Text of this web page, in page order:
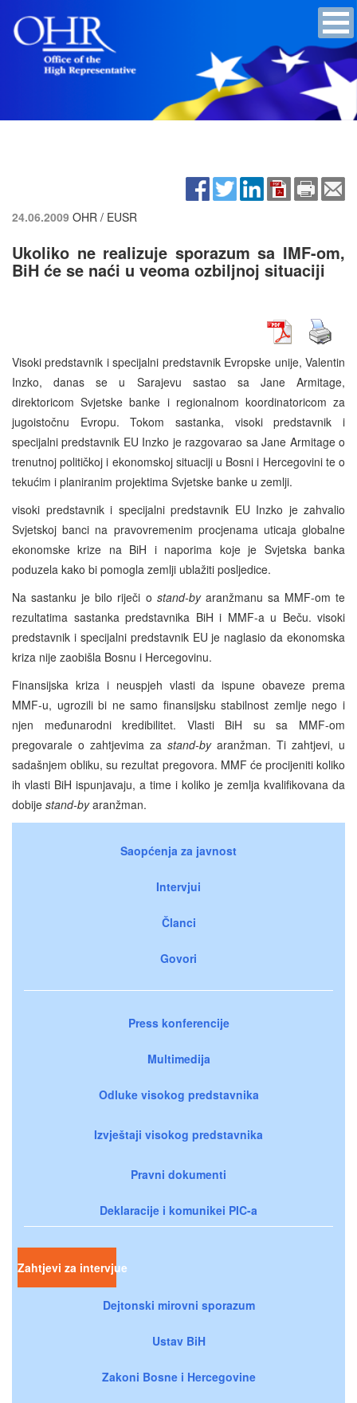
24.06.2009 OHR / EUSR
Ukoliko ne realizuje sporazum sa IMF-om,
BiH će se naći u veoma ozbiljnoj situaciji
Visoki predstavnik i specijalni predstavnik Evropske unije, Valentin
Inzko, danas se u Sarajevu sastao sa Jane Armitage,
direktoricom Svjetske banke i regionalnom koordinatoricom za
jugoistočnu Evropu. Tokom sastanka, visoki predstavnik i
specijalni predstavnik EU Inzko je razgovarao sa Jane Armitage o
trenutnoj političkoj i ekonomskoj situaciji u Bosni i Hercegovini te o
tekućim i planiranim projektima Svjetske banke u zemlji.
visoki predstavnik i specijalni predstavnik EU Inzko je zahvalio
Svjetskoj banci na pravovremenim procjenama uticaja globalne
ekonomske krize na BiH i naporima koje je Svjetska banka
poduzela kako bi pomogla zemlji ublažiti posljedice.
Na sastanku je bilo riječi o stand-byaranžmanu sa MMF-om te
rezultatima sastanka predstavnika BiH i MMF-a u Beču. visoki
predstavnik i specijalni predstavnik EU je naglasio da ekonomska
kriza nije zaobišla Bosnu i Hercegovinu.
Finansijska kriza i neuspjeh vlasti da ispune obaveze prema
MMF-u, ugrozili bi ne samo finansijsku stabilnost zemlje nego i
njen međunarodni kredibilitet. Vlasti BiH su sa MMF-om
pregovarale o zahtjevima za stand-byaranžman. Ti zahtjevi, u
sadašnjem obliku, su rezultat pregovora. MMF će procijeniti koliko
ih vlasti BiH ispunjavaju, a time i koliko je zemlja kvalifikovana da
dobije stand-byaranžman.
Saopćenja za javnost
Intervjui
Članci
Govori
Press konferencije
Multimedija
Odluke visokog predstavnika
Izvještaji visokog predstavnika
Pravni dokumenti
Deklaracije i komunikei PIC-a
Zahtjevi za intervjue
Dejtonski mirovni sporazum
Ustav BiH
Zakoni Bosne i Hercegovine